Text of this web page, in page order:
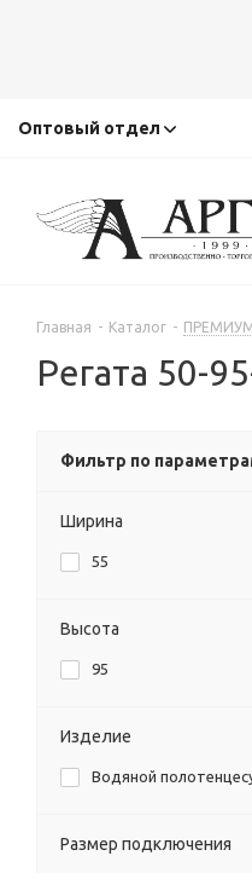
Оптовый отдел
Главная - Каталог -
Регата 50-
Фильтр по
Ширина
55
Высота
95
Изделие
Водяной
Размер подключения